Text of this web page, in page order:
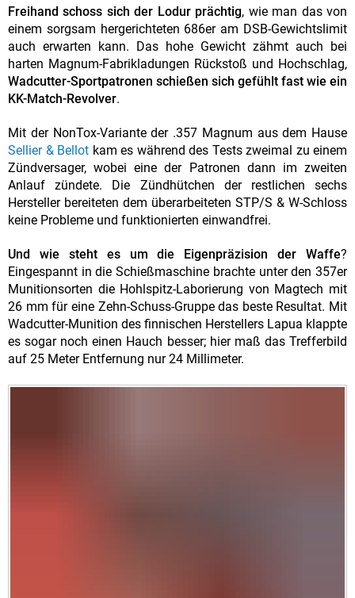
Freihand schoss sich der Lodur prächtig, wie man das von
einem sorgsam hergerichteten 686er am DSB-Gewichtslimit
auch erwarten kann. Das hohe Gewicht zähmt auch bei
harten Magnum-Fabrikladungen Rückstoß und Hochschlag,
Wadcutter-Sportpatronen schießen sich gefühlt fast wie ein
KK-Match-Revolver.
Mit der NonTox-Variante der .357 Magnum aus dem Hause
Sellier & Bellot kam es während des Tests zweimal zu einem
Zündversager, wobei eine der Patronen dann im zweiten
Anlauf zündete. Die Zündhütchen der restlichen sechs
Hersteller bereiteten dem überarbeiteten STP/S & W-Schloss
keine Probleme und funktionierten einwandfrei.
Und wie steht es um die Eigenpräzision der Waffe?
Eingespannt in die Schießmaschine brachte unter den 357er
Munitionsorten die Hohlspitz-Laborierung von Magtech mit
26 mm für eine Zehn-Schuss-Gruppe das beste Resultat. Mit
Wadcutter-Munition des finnischen Herstellers Lapua klappte
es sogar noch einen Hauch besser; hier maß das Trefferbild
auf 25 Meter Entfernung nur 24 Millimeter.